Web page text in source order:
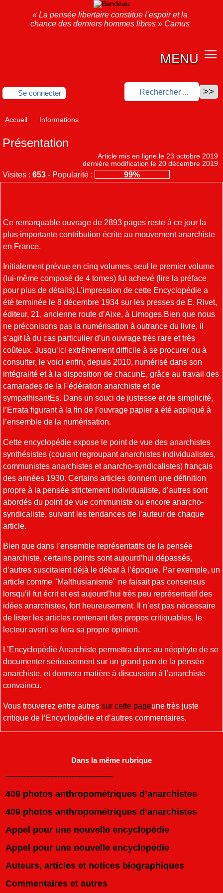
« La pensée libertaire constitue l’espoir et la
chance des derniers hommes libres » Camus
MENU
Se connecter
Accueil Informations
Présentation
Article mis en ligne le 23 octobre 2019
dernière modification le 20 décembre 2019
Visites : 653 - Popularité : 99%
Ce remarquable ouvrage de 2893 pages reste à ce jour la
plus importante contribution écrite au mouvement anarchiste
en France.
Initialement prévue en cinq volumes, seul le premier volume
(lui-même composé de 4 tomes) fut achevé (lire la préface
pour plus de détails).L’impression de cette Encyclopédie a
été terminée le 8 décembre 1934 sur les presses de E. Rivet,
éditeur, 21, ancienne route d’Aixe, à Limoges.Bien que nous
ne préconisons pas la numérisation à outrance du livre, il
s’agit là du cas particulier d’un ouvrage très rare et très
coûteux. Jusqu’ici extrêmement difficile à se procurer ou à
consulter, le voici enfin, depuis 2010, numérisé dans son
intégralité et à la disposition de chacunE, grâce au travail des
camarades de la Fédération anarchiste et de
sympathisantEs. Dans un souci de justesse et de simplicité,
l’Errata figurant à la fin de l’ouvrage papier a été appliqué à
l’ensemble de la numérisation.
Cette encyclopédie expose le point de vue des anarchistes
synthésistes (courant regroupant anarchistes individualistes,
communistes anarchistes et anarcho-syndicalistes) français
des années 1930. Certains articles donnent une définition
propre à la pensée strictement individualiste, d’autres sont
abordés du point de vue communiste ou encore anarcho-
syndicaliste, suivant les tendances de l’auteur de chaque
article.
Bien que dans l’ensemble représentatifs de la pensée
anarchiste, certains points sont aujourd’hui dépassés,
d’autres suscitaient déjà le débat à l’époque. Par exemple, un
article comme "Malthusianisme" ne faisait pas consensus
lorsqu’il fut écrit et est aujourd’hui très peu représentatif des
idées anarchistes, fort heureusement. Il n’est pas nécessaire
de lister les articles contenant des propos critiquables, le
lecteur averti se fera sa propre opinion.
L’Encyclopédie Anarchiste permettra donc au néophyte de se
documenter sérieusement sur un grand pan de la pensée
anarchiste, et donnera matière à discussion à l’anarchiste
convaincu.
Vous trouverez entre autres sur cette pageune très juste
critique de l’Encyclopédie et d’autres commentaires.
Dans la même rubrique
------------------------------------
409 photos anthropométriques d’anarchistes
409 photos anthropométriques d’anarchistes
Appel pour une nouvelle encyclopédie
Appel pour une nouvelle encyclopédie
Auteurs, articles et notices biographiques
Commentaires et autres